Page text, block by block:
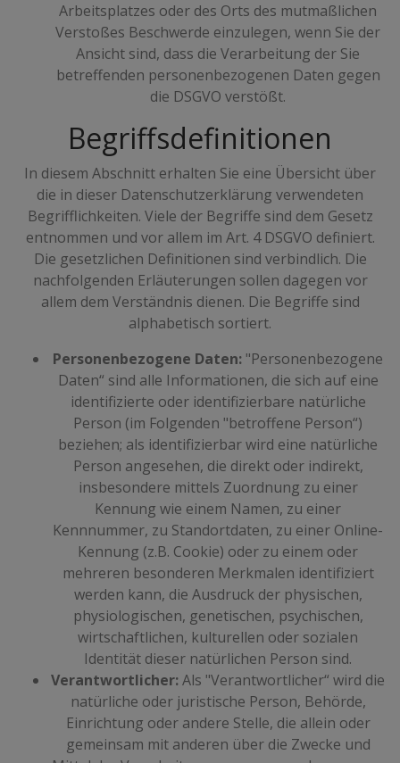
Arbeitsplatzes oder des Orts des mutmaßlichen
Verstoßes Beschwerde einzulegen, wenn Sie der
Ansicht sind, dass die Verarbeitung der Sie
betreffenden personenbezogenen Daten gegen
die DSGVO verstößt.
Begriffsdefinitionen
In diesem Abschnitt erhalten Sie eine Übersicht über
die in dieser Datenschutzerklärung verwendeten
Begrifflichkeiten. Viele der Begriffe sind dem Gesetz
entnommen und vor allem im Art. 4 DSGVO definiert.
Die gesetzlichen Definitionen sind verbindlich. Die
nachfolgenden Erläuterungen sollen dagegen vor
allem dem Verständnis dienen. Die Begriffe sind
alphabetisch sortiert.
Personenbezogene Daten: "Personenbezogene
Daten“ sind alle Informationen, die sich auf eine
identifizierte oder identifizierbare natürliche
Person (im Folgenden "betroffene Person“)
beziehen; als identifizierbar wird eine natürliche
Person angesehen, die direkt oder indirekt,
insbesondere mittels Zuordnung zu einer
Kennung wie einem Namen, zu einer
Kennnummer, zu Standortdaten, zu einer Online-
Kennung (z.B. Cookie) oder zu einem oder
mehreren besonderen Merkmalen identifiziert
werden kann, die Ausdruck der physischen,
physiologischen, genetischen, psychischen,
wirtschaftlichen, kulturellen oder sozialen
Identität dieser natürlichen Person sind.
Verantwortlicher:Als "Verantwortlicher“ wird die
natürliche oder juristische Person, Behörde,
Einrichtung oder andere Stelle, die allein oder
gemeinsam mit anderen über die Zwecke und